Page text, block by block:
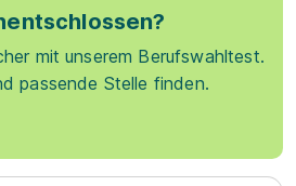
mit unserem Berufswahltest.
passende Stelle finden.